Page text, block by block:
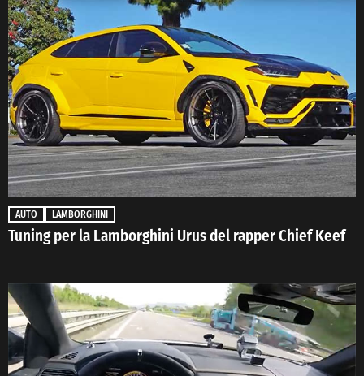
AUTO LAMBORGHINI
Tuning per la Lamborghini Urus del rapper Chief Keef